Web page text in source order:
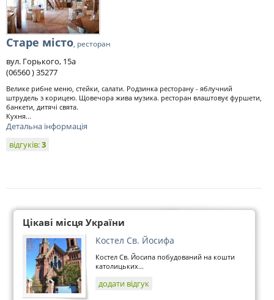
Старе місто, ресторан
вул. Горького, 15а
(06560 ) 35277
Велике рибне меню, стейки, салати. Родзинка ресторану - яблучний
штрудель з корицею. Щовечора жива музика. ресторан влаштовує фуршети,
банкети, дитячі свята.
Кухня...
Детальна інформація
відгуків:3
Цікаві місця України
Костел Св. Йосифа
Костел Св. Йосипа побудований на кошти
католицьких...
додати відгук